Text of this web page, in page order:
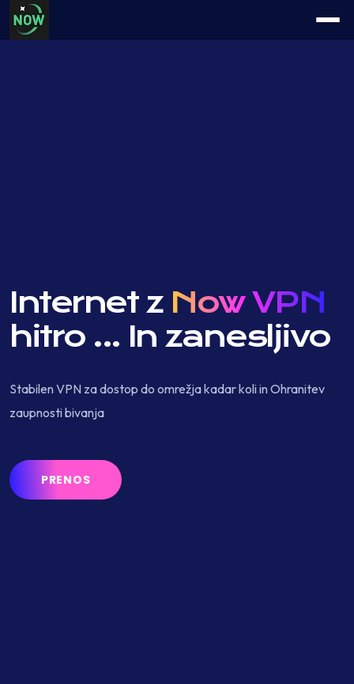
Internet z Now VPN
hitro ... In zanesljivo
Stabilen VPN za dostop do omrežja kadar koli in Ohranitev
zaupnosti bivanja
PRENOS